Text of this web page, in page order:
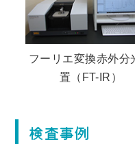
フーリエ変換赤外分
置（FT-IR）
検査事例